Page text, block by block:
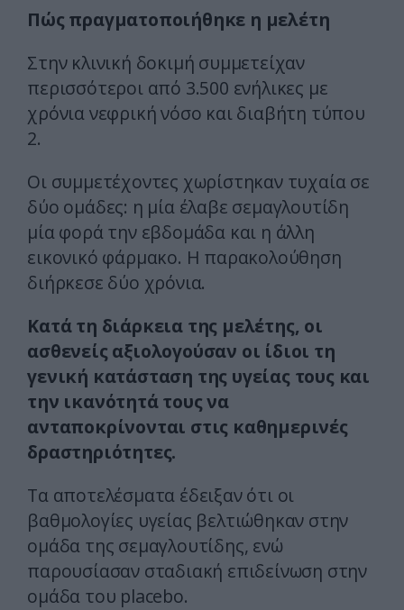
Πώς πραγματοποιήθηκε η μελέτη
Στην κλινική δοκιμή συμμετείχαν
περισσότεροι από 3.500 ενήλικες με
χρόνια νεφρική νόσο και διαβήτη τύπου
2.
Οι συμμετέχοντες χωρίστηκαν τυχαία σε
δύο ομάδες: η μία έλαβε σεμαγλουτίδη
μία φορά την εβδομάδα και η άλλη
εικονικό φάρμακο. Η παρακολούθηση
διήρκεσε δύο χρόνια.
Κατά τη διάρκεια της μελέτης, οι
ασθενείς αξιολογούσαν οι ίδιοι τη
γενική κατάσταση της υγείας τους και
την ικανότητά τους να
ανταποκρίνονται στις καθημερινές
δραστηριότητες.
Τα αποτελέσματα έδειξαν ότι οι
βαθμολογίες υγείας βελτιώθηκαν στην
ομάδα της σεμαγλουτίδης, ενώ
παρουσίασαν σταδιακή επιδείνωση στην
ομάδα του placebo.